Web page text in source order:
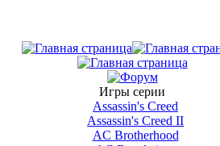
Игры серии
Assassin's Creed
Assassin's Creed II
AС Brotherhood